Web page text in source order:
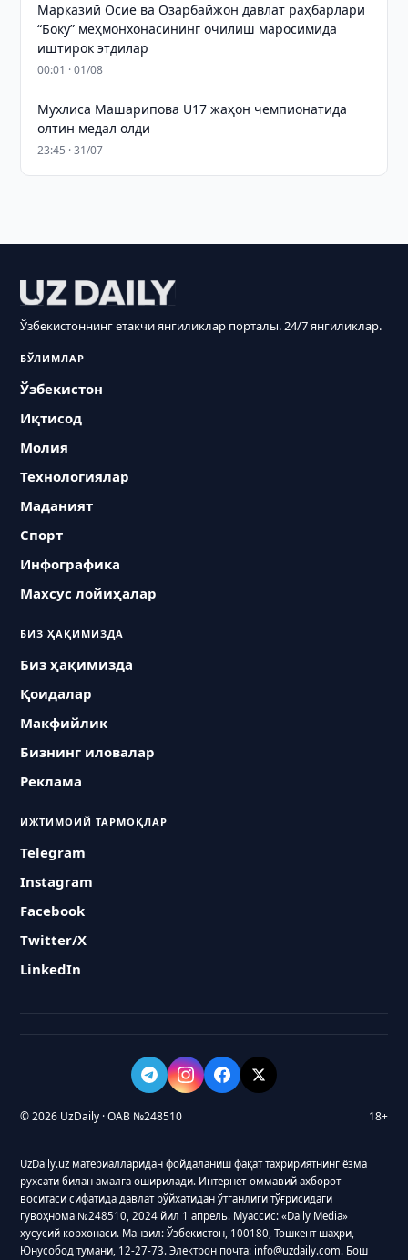
Марказий Осиё ва Озарбайжон давлат раҳбарлари
“Боку” меҳмонхонасининг очилиш маросимида
иштирок этдилар
00:01 · 01/08
Мухлиса Машарипова U17 жаҳон чемпионатида
олтин медал олди
23:45 · 31/07
Ўзбекистоннинг етакчи янгиликлар порталы. 24/7 янгиликлар.
БЎЛИМЛАР
Ўзбекистон
Иқтисод
Молия
Технологиялар
Маданият
Спорт
Инфографика
Махсус лойиҳалар
БИЗ ҲАҚИМИЗДА
Биз ҳақимизда
Қоидалар
Макфийлик
Бизнинг иловалар
Реклама
ИЖТИМОИЙ ТАРМОҚЛАР
Telegram
Instagram
Facebook
Twitter/X
LinkedIn
© 2026 UzDaily · ОАВ №248510 18+
UzDaily.uz материалларидан фойдаланиш фақат таҳририятнинг ёзма
рухсати билан амалга оширилади. Интернет-оммавий ахборот
воситаси сифатида давлат рўйхатидан ўтганлиги тўғрисидаги
гувоҳнома №248510, 2024 йил 1 апрель. Муассис: «Daily Media»
хусусий корхонаси. Манзил: Ўзбекистон, 100180, Тошкент шаҳри,
Юнусобод тумани, 12-27-73. Электрон почта: info@uzdaily.com. Бош